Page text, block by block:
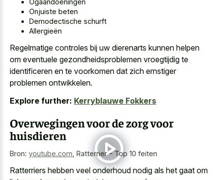
Onjuiste beten
Demodectische schurft
Allergieën
Regelmatige controles bij uw dierenarts kunnen helpen
om eventuele gezondheidsproblemen vroegtijdig te
identificeren en te voorkomen dat zich ernstiger
problemen ontwikkelen.
Explore further: Kerryblauwe Fokkers
Overwegingen voor de zorg voor
huisdieren
Bron: youtube.com Ratterrier - Top 10 feiten
Ratterriers hebben veel onderhoud nodig als het gaat om